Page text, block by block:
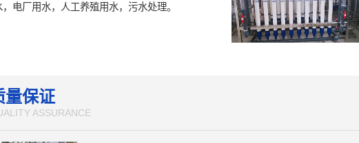
电厂用水，人工养殖用水，污水处理。
量保证
ASSURANCE